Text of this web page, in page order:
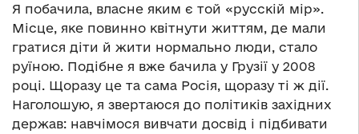
Я побачила, власне яким є той «русскій мір».
Місце, яке повинно квітнути життям, де мали
гратися діти й жити нормально люди, стало
руїною. Подібне я вже бачила у Грузії у 2008
році. Щоразу це та сама Росія, щоразу ті ж дії.
Наголошую, я звертаюся до політиків західних
держав: навчімося вивчати досвід і підбивати